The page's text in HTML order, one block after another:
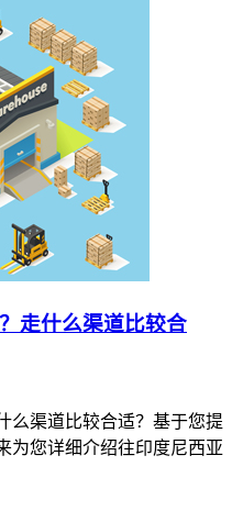
走什么渠道比较合
么渠道比较合适？基于您提
为您详细介绍往印度尼西亚